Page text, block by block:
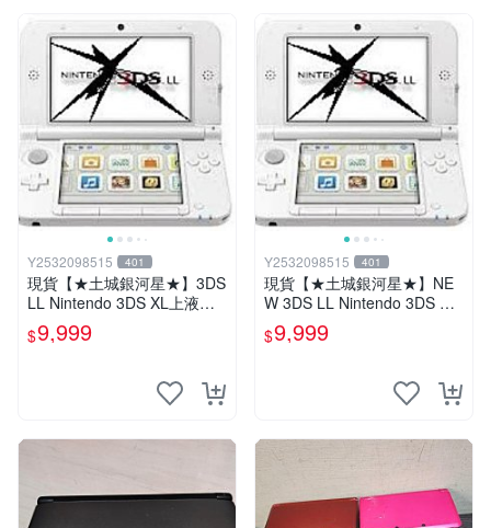
Y2532098515 401
現貨【★土城銀河星★】3DS
LL Nintendo 3DS XL上液晶
上螢幕 L.R鍵維修.觸控螢幕
等更換.外殼破裂更換賣場另
$9,999
Y2532098515 401
現貨【★土城銀河星★】NE
W 3DS LL Nintendo 3DS XL
上液晶 上螢幕 L.R鍵維修.觸
控螢幕等更換.外殼破裂更換
$9,999